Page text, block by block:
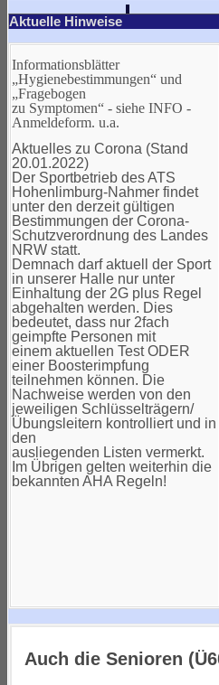
Aktuelle Hinweise
Informationsblätter
„Hygienebestimmungen“ und
„Fragebogen
zu Symptomen“ - siehe INFO -
Anmeldeform. u.a.
Aktuelles zu Corona (Stand
20.01.2022)
Der Sportbetrieb des ATS
Hohenlimburg-Nahmer findet
unter den derzeit gültigen
Bestimmungen der Corona-
Schutzverordnung des Landes
NRW statt.
Demnach darf aktuell der Sport
in unserer Halle nur unter
Einhaltung der 2G plus Regel
abgehalten werden. Dies
bedeutet, dass nur 2fach
geimpfte Personen mit
einem aktuellen Test ODER
einer Boosterimpfung
teilnehmen können. Die
Nachweise werden von den
jeweiligen Schlüsselträgern/
Übungsleitern kontrolliert und in
den
ausliegenden Listen vermerkt.
Im Übrigen gelten weiterhin die
bekannten AHA Regeln!
Auch die Senioren